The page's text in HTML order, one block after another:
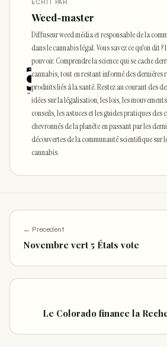
ECRIT PAR
Weed-master
Diffuseur weed média et responsable de la
dans le cannabis légal. Vous savez ce qu'on dit ?
pouvoir. Comprendre la science qui se cache
cannabis, tout en restant informé des dernières
produits liés à la santé. Restez au courant des
idées sur la légalisation, les lois, les
conseils, les astuces et les guides pratiques des
chevronnés de la planète en passant par les
découvertes de la communauté scientifique sur
cannabis.
← Precedent
Novembre vert 5 États vote
Le Colorado finance la